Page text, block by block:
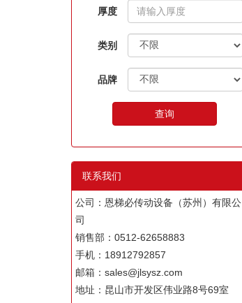
厚度
类别
品牌
查询
联系我们
公司：恩梯必传动设备（苏州）有限公
司
销售部：0512-62658883
手机：18912792857
邮箱：sales@jlsysz.com
地址：昆山市开发区伟业路8号69室